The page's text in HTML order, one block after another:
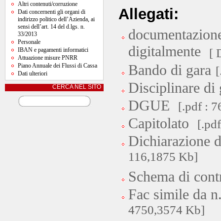
Altri contenuti/corruzione
Dati concernenti gli organi di
indirizzo politico dell’Azienda, ai
sensi dell’art. 14 del d.lgs. n.
33/2013
Personale
IBAN e pagamenti informatici
Attuazione misure PNRR
Piano Annuale dei Flussi di Cassa
Dati ulteriori
CERCA NEL SITO
Allegati:
digitalmente [
Bando di gara
Disciplinare di
DGUE
[.pdf :
Capitolato
Dichiarazione
116,1875 Kb]
Schema di
Fac simile da
4750,3574 Kb]